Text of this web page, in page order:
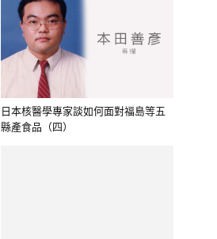
日本核醫學專家談如何面對福島等五
縣產食品（四）